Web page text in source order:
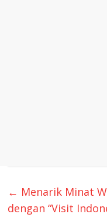
← Menarik Minat
dengan “Visit